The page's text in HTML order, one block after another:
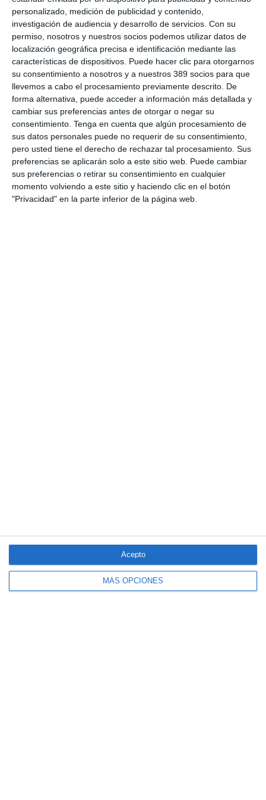
personalizado, medición de publicidad y contenido,
investigación de audiencia y desarrollo de servicios. Con su
permiso, nosotros y nuestros socios podemos utilizar datos de
localización geográfica precisa e identificación mediante las
características de dispositivos. Puede hacer clic para otorgarnos
su consentimiento a nosotros y a nuestros 389 socios para que
llevemos a cabo el procesamiento previamente descrito. De
forma alternativa, puede acceder a información más detallada y
cambiar sus preferencias antes de otorgar o negar su
consentimiento. Tenga en cuenta que algún procesamiento de
sus datos personales puede no requerir de su consentimiento,
pero usted tiene el derecho de rechazar tal procesamiento. Sus
preferencias se aplicarán solo a este sitio web. Puede cambiar
sus preferencias o retirar su consentimiento en cualquier
momento volviendo a este sitio y haciendo clic en el botón
"Privacidad" en la parte inferior de la página web.
MÁS OPCIONES
Acepto
potencial impacto en futuros siniestros".
LO ÚLTIMO
La verdad sobre la IA en el seguro: qué funciona ya y qué sigue
siendo una promesa
Munich Re alcanza un beneficio de casi 4.000 millones y
mantiene sus previsiones para 2026
Allianz gana un 15,5% más en el semestre y confirma sus
objetivos para 2026
Generali dispara un 51,4% el beneficio operativo del negocio de
AXA XL adquiere S-RM, consultora especializada en inteligencia
especiales ante los últimos incendios
forestales